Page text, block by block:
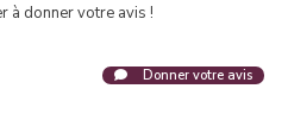
à donner votre avis !
Donner votre avis